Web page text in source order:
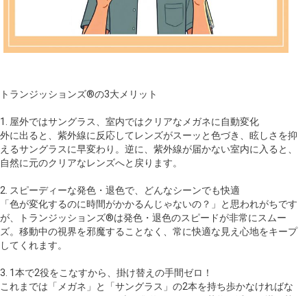
トランジッションズ®の3大メリット
1. 屋外ではサングラス、室内ではクリアなメガネに自動変化
外に出ると、紫外線に反応してレンズがスーッと色づき、眩しさを抑
えるサングラスに早変わり。逆に、紫外線が届かない室内に入ると、
自然に元のクリアなレンズへと戻ります。
2. スピーディーな発色・退色で、どんなシーンでも快適
「色が変化するのに時間がかかるんじゃないの？」と思われがちです
が、トランジッションズ®は発色・退色のスピードが非常にスムー
ズ。移動中の視界を邪魔することなく、常に快適な見え心地をキープ
してくれます。
3. 1本で2役をこなすから、掛け替えの手間ゼロ！
これまでは「メガネ」と「サングラス」の2本を持ち歩かなければな